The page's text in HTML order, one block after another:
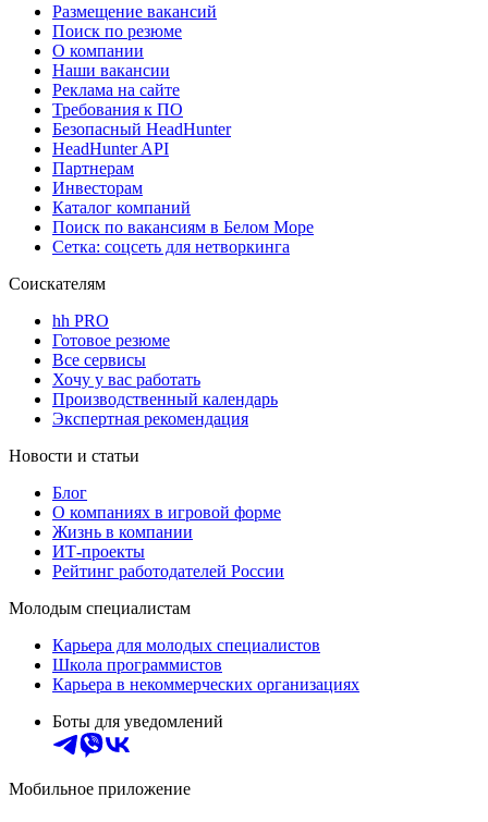
Размещение вакансий
Поиск по резюме
О компании
Наши вакансии
Реклама на сайте
Требования к ПО
Безопасный HeadHunter
HeadHunter API
Партнерам
Инвесторам
Каталог компаний
Поиск по вакансиям в Белом Море
Сетка: соцсеть для нетворкинга
Соискателям
hh PRO
Готовое резюме
Все сервисы
Хочу у вас работать
Производственный календарь
Экспертная рекомендация
Новости и статьи
Блог
О компаниях в игровой форме
Жизнь в компании
ИТ-проекты
Рейтинг работодателей России
Молодым специалистам
Карьера для молодых специалистов
Школа программистов
Карьера в некоммерческих организациях
Боты для уведомлений
Мобильное приложение